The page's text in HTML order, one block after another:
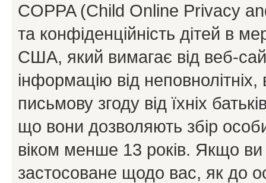
COPPA (Child Online Privacy
та конфіденційність дітей в
США, який вимагає від веб-
інформацію від
письмову згоду від їхніх
що вони дозволяють збір
віком менше 13 років. Якщо
застосоване щодо вас, як до